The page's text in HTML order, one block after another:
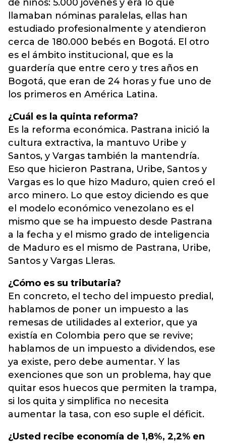
de niños: 5.000 jóvenes y era lo que
llamaban nóminas paralelas, ellas han
estudiado profesionalmente y atendieron
cerca de 180.000 bebés en Bogotá. El otro
es el ámbito institucional, que es la
guardería que entre cero y tres años en
Bogotá, que eran de 24 horas y fue uno de
los primeros en América Latina.
¿Cuál es la quinta reforma?
Es la reforma económica. Pastrana inició la
cultura extractiva, la mantuvo Uribe y
Santos, y Vargas también la mantendría.
Eso que hicieron Pastrana, Uribe, Santos y
Vargas es lo que hizo Maduro, quien creó el
arco minero. Lo que estoy diciendo es que
el modelo económico venezolano es el
mismo que se ha impuesto desde Pastrana
a la fecha y el mismo grado de inteligencia
de Maduro es el mismo de Pastrana, Uribe,
Santos y Vargas Lleras.
¿Cómo es su tributaria?
En concreto, el techo del impuesto predial,
hablamos de poner un impuesto a las
remesas de utilidades al exterior, que ya
existía en Colombia pero que se revive;
hablamos de un impuesto a dividendos, ese
ya existe, pero debe aumentar. Y las
exenciones que son un problema, hay que
quitar esos huecos que permiten la trampa,
si los quita y simplifica no necesita
aumentar la tasa, con eso suple el déficit.
¿Usted recibe economía de 1,8%, 2,2% en